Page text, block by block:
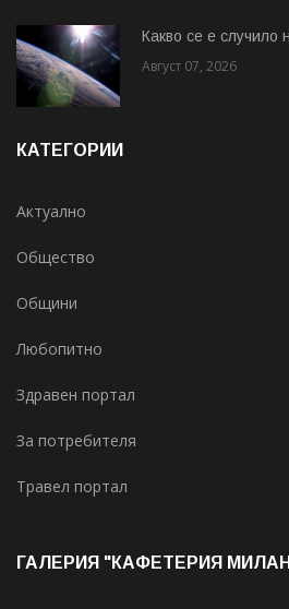
Какво се е случило
Август 07, 2026
КАТЕГОРИИ
Актуално
Общество
Общини
Любопитно
Здравен портал
За потребителя
Травел портал
ГАЛЕРИЯ "КАФЕТЕРИЯ